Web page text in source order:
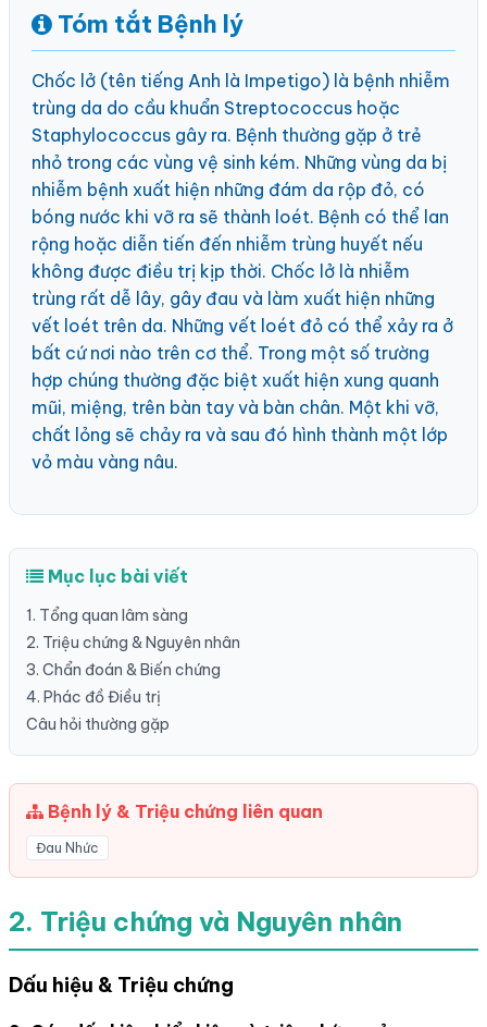
Tóm tắt Bệnh lý
Chốc lở (tên tiếng Anh là Impetigo) là bệnh nhiễm
trùng da do cầu khuẩn Streptococcus hoặc
Staphylococcus gây ra. Bệnh thường gặp ở trẻ
nhỏ trong các vùng vệ sinh kém. Những vùng da bị
nhiễm bệnh xuất hiện những đám da rộp đỏ, có
bóng nước khi vỡ ra sẽ thành loét. Bệnh có thể lan
rộng hoặc diễn tiến đến nhiễm trùng huyết nếu
không được điều trị kịp thời. Chốc lở là nhiễm
trùng rất dễ lây, gây đau và làm xuất hiện những
vết loét trên da. Những vết loét đỏ có thể xảy ra ở
bất cứ nơi nào trên cơ thể. Trong một số trường
hợp chúng thường đặc biệt xuất hiện xung quanh
mũi, miệng, trên bàn tay và bàn chân. Một khi vỡ,
chất lỏng sẽ chảy ra và sau đó hình thành một lớp
vỏ màu vàng nâu.
Mục lục bài viết
1. Tổng quan lâm sàng
2. Triệu chứng & Nguyên nhân
3. Chẩn đoán & Biến chứng
4. Phác đồ Điều trị
Câu hỏi thường gặp
Bệnh lý & Triệu chứng liên quan
Đau Nhức
2. Triệu chứng và Nguyên nhân
Dấu hiệu & Triệu chứng